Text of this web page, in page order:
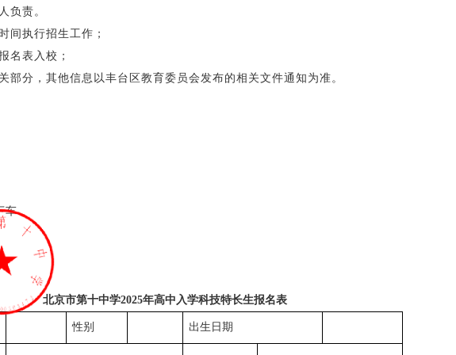
负责。
间执行招生工作；
名表入校；
部分，其他信息以丰台区教育委员会发布的相关文件通知为准。
车
北京市第十中学2025年高中入学科技特长生报名表
性别 出生日期